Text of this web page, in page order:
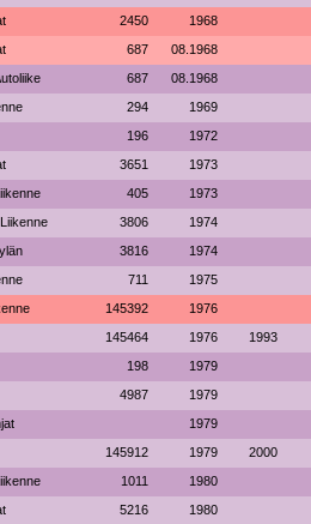
2450 1968
687 08.1968
687 08.1968
294 1969
196 1972
3651 1973
405 1973
3806 1974
3816 1974
711 1975
145392 1976
145464 1976 1993
198 1979
4987 1979
1979
145912 1979 2000
1011 1980
5216 1980